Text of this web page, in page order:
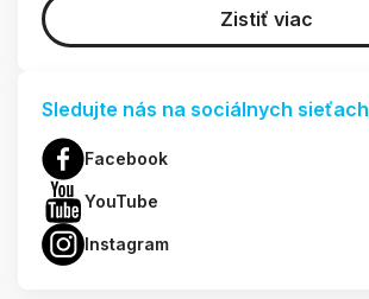
Zistiť viac
Sledujte nás na sociálnych sieťach
Facebook
YouTube
Instagram